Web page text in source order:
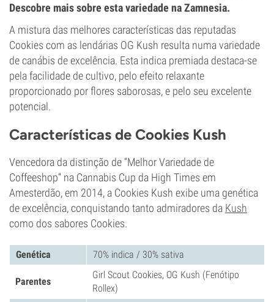
Descobre mais sobre esta variedade na Zamnesia.
A mistura das melhores características das reputadas
Cookies com as lendárias OG Kush resulta numa variedade
de canábis de excelência. Esta indica premiada destaca-se
pela facilidade de cultivo, pelo efeito relaxante
proporcionado por flores saborosas, e pelo seu excelente
potencial.
Características de Cookies Kush
Vencedora da distinção de “Melhor Variedade de
Coffeeshop” na Cannabis Cup da High Times em
Amesterdão, em 2014, a Cookies Kush exibe uma genética
de excelência, conquistando tanto admiradores da Kush
como dos sabores Cookies.
Genética 70% indica / 30% sativa
Parentes
Girl Scout Cookies, OG Kush (Fenótipo
Rollex)